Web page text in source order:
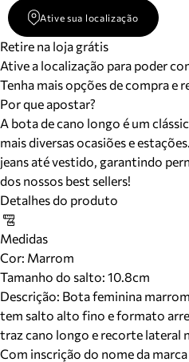
Ative sua localização
Retire na loja grátis
Ative a localização para poder
Tenha mais opções de compra e
Por que apostar?
A bota de cano longo é um
mais diversas ocasiões e
jeans até vestido, garantindo
dos nossos best sellers!
Detalhes do produto
Medidas
Cor: Marrom
Tamanho do salto: 10.8cm
Descrição: Bota feminina
tem salto alto fino e formato
traz cano longo e recorte lateral
Com inscrição do nome da